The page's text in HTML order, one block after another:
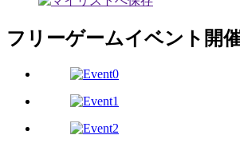
フリーゲームイベント開催